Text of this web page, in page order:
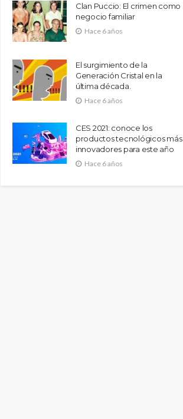
Clan Puccio: El crimen como
negocio familiar
Hace 6 años
El surgimiento de la
Generación Cristal en la
última década.
Hace 6 años
CES 2021: conoce los
productos tecnológicos más
innovadores para este año
Hace 6 años